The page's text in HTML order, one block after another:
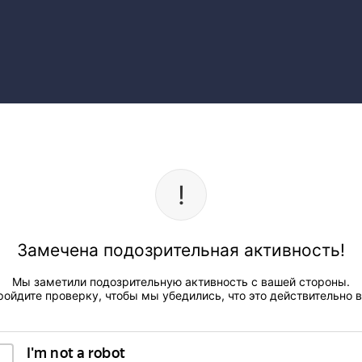
Замечена подозрительная активность!
Мы заметили подозрительную активность с вашей стороны.
проверку, чтобы мы убедились, что это действительно